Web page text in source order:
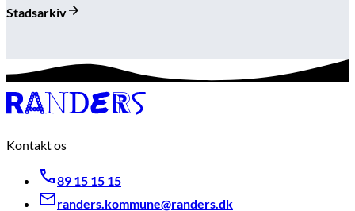
Stadsarkiv
Kontakt os
89 15 15 15
randers.kommune@randers.dk